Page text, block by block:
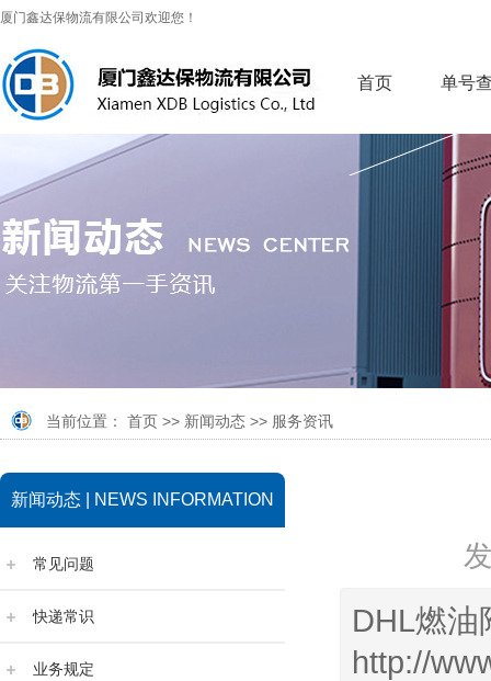
厦门鑫达保物流有限公司欢迎您！
首页 单号
当前位置： 首页 >> 新闻动态 >> 服务资讯
新闻动态 | NEWS INFORMATION
常见问题
快递常识
业务规定
DHL燃油
http://